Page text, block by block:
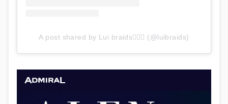
A post shared by Lui braids💁🏼‍♀️ (@luibraids)